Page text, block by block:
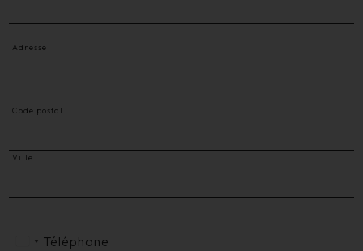
Adresse
Code postal
Ville
Téléphone